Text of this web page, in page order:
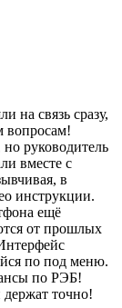
на связь сразу,
вопросам!
руководитель
вместе с
в
инструкции.
ещё
от прошлых
по под меню.
по РЭБ!
точно!